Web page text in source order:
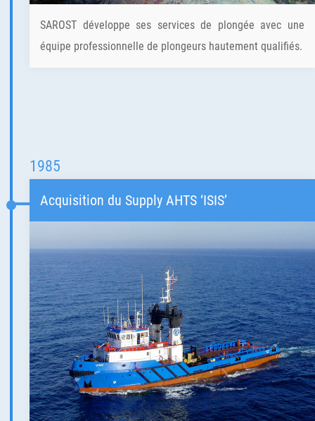
SAROST développe ses services de plongée avec une
équipe professionnelle de plongeurs hautement qualifiés.
1985
Acquisition du Supply AHTS ‘ISIS’